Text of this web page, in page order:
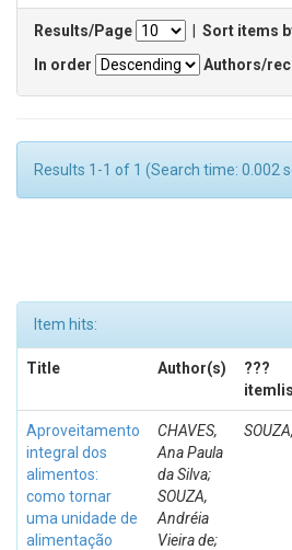
Results/Page
Sort items
In order
Authors/
Results 1-1 of 1 (Search time: 0.002
Item hits:
Title Author(s)
???
Aproveitamento
integral dos
alimentos:
como tornar
uma unidade de
alimentação
CHAVES,
Ana Paula
da Silva;
SOUZA,
Andréia
Vieira de;